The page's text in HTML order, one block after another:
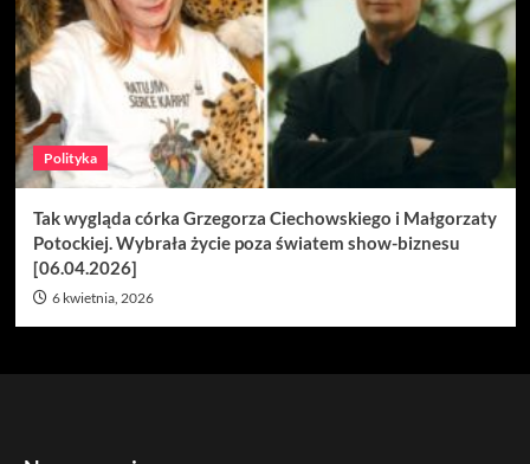
Polityka
Tak wygląda córka Grzegorza Ciechowskiego i Małgorzaty
Potockiej. Wybrała życie poza światem show-biznesu
[06.04.2026]
6 kwietnia, 2026